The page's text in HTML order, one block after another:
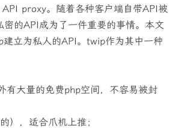
proxy。随着各种客户端自带API被
密的API成为了一件重要的事情。本文
立为私人的API。twip作为其中一种
有大量的免费php空间，不容易被封
），适合爪机上推；